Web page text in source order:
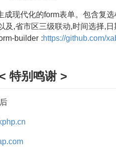
现代化的form表单。包含复
及,省市区三级联动,时间选择,
builder :https://github.com/
< 特别鸣谢 >